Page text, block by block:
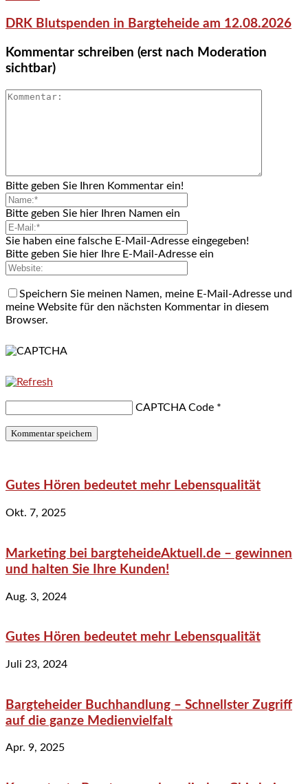
DRK Blutspenden in Bargteheide am 12.08.2026
Kommentar schreiben (erst nach Moderation
sichtbar)
Bitte geben Sie Ihren Kommentar ein!
Bitte geben Sie hier Ihren Namen ein
Sie haben eine falsche E-Mail-Adresse eingegeben!
Bitte geben Sie hier Ihre E-Mail-Adresse ein
Speichern Sie meinen Namen, meine E-Mail-Adresse und
meine Website für den nächsten Kommentar in diesem
Browser.
CAPTCHA Code *
Gutes Hören bedeutet mehr Lebensqualität
Okt. 7, 2025
Marketing bei bargteheideAktuell.de – gewinnen
und halten Sie Ihre Kunden!
Aug. 3, 2024
Gutes Hören bedeutet mehr Lebensqualität
Juli 23, 2024
Bargteheider Buchhandlung – Schnellster Zugriff
auf die ganze Medienvielfalt
Apr. 9, 2025